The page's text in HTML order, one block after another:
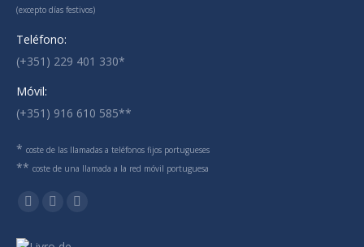
(excepto días festivos)
Teléfono:
(+351) 229 401 330*
Móvil:
(+351) 916 610 585**
* coste de las llamadas a teléfonos fijos portugueses
** coste de una llamada a la red móvil portuguesa
Encuéntranos en:
Linkedin
Mail
Whatsapp